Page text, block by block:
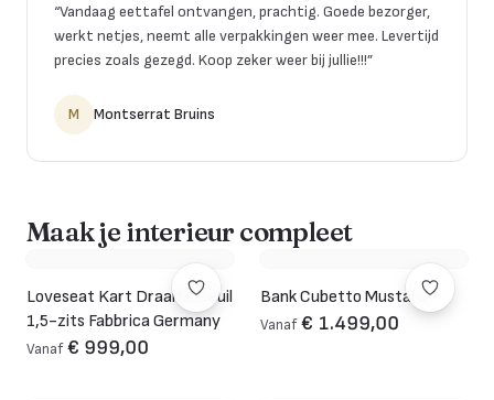
“Vandaag eettafel ontvangen, prachtig. Goede bezorger,
werkt netjes, neemt alle verpakkingen weer mee. Levertijd
precies zoals gezegd. Koop zeker weer bij jullie!!!”
M Montserrat Bruins
Maak je interieur compleet
Loveseat Kart Draaifauteuil
1,5-zits Fabbrica Germany
Vanaf € 999,00
Bank Cubetto Mustard
Vanaf € 1.499,00